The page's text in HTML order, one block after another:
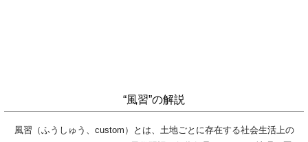
“風習”の解説
風習（ふうしゅう、custom）とは、土地ごとに存在する社会生活上の